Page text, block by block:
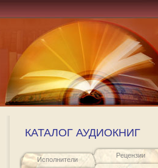
КАТАЛОГ АУДИОКНИГ
Исполнители
Рецензии